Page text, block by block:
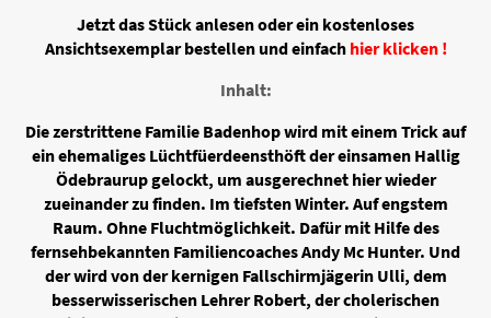
Jetzt das Stück anlesen oder ein kostenloses
Ansichtsexemplar bestellen und einfach hier klicken !
Inhalt:
Die zerstrittene Familie Badenhop wird mit einem Trick auf
ein ehemaliges Lüchtfüerdeensthöft der einsamen Hallig
Ödebraurup gelockt, um ausgerechnet hier wieder
zueinander zu finden. Im tiefsten Winter. Auf engstem
Raum. Ohne Fluchtmöglichkeit. Dafür mit Hilfe des
fernsehbekannten Familiencoaches Andy Mc Hunter. Und
der wird von der kernigen Fallschirmjägerin Ulli, dem
besserwisserischen Lehrer Robert, der cholerischen